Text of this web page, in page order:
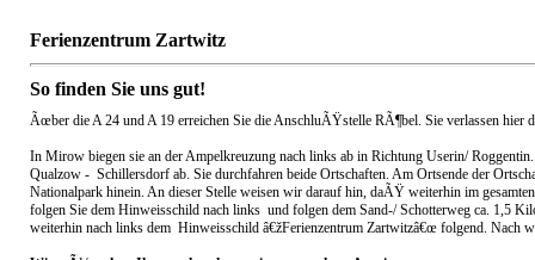
Ferienzentrum Zartwitz
So finden Sie uns gut!
Ãœber die A 24 und A 19 erreichen Sie die AnschluÃŸstelle RÃ¶bel. Sie verlassen
In Mirow biegen sie an der Ampelkreuzung nach links ab in Richtung Userin/
Qualzow - Schillersdorf ab. Sie durchfahren beide Ortschaften. Am Ortsende der
Nationalpark hinein. An dieser Stelle weisen wir darauf hin, daÃŸ weiterhin im
folgen Sie dem Hinweisschild nach links und folgen dem Sand-/ Schotterweg ca. 1,5
weiterhin nach links dem Hinweisschild â€žFerienzentrum Zartwitzâ€œ folgend. Nach